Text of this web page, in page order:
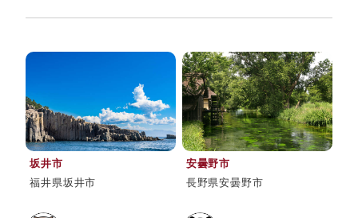
坂井市
福井県坂井市
安曇野市
長野県安曇野市